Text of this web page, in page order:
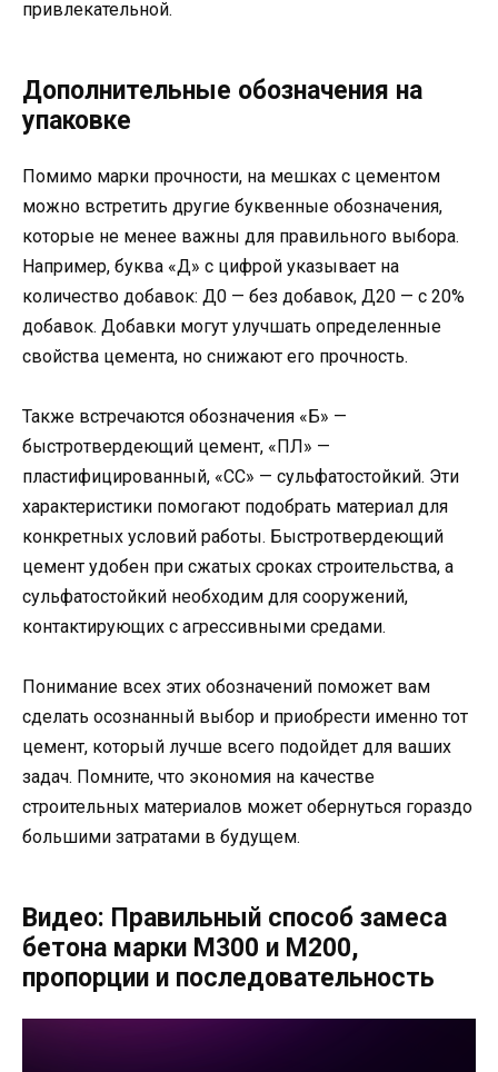
привлекательной.
Дополнительные обозначения на
упаковке
Помимо марки прочности, на мешках с цементом
можно встретить другие буквенные обозначения,
которые не менее важны для правильного выбора.
Например, буква «Д» с цифрой указывает на
количество добавок: Д0 — без добавок, Д20 — с 20%
добавок. Добавки могут улучшать определенные
свойства цемента, но снижают его прочность.
Также встречаются обозначения «Б» —
быстротвердеющий цемент, «ПЛ» —
пластифицированный, «СС» — сульфатостойкий. Эти
характеристики помогают подобрать материал для
конкретных условий работы. Быстротвердеющий
цемент удобен при сжатых сроках строительства, а
сульфатостойкий необходим для сооружений,
контактирующих с агрессивными средами.
Понимание всех этих обозначений поможет вам
сделать осознанный выбор и приобрести именно тот
цемент, который лучше всего подойдет для ваших
задач. Помните, что экономия на качестве
строительных материалов может обернуться гораздо
большими затратами в будущем.
Видео: Правильный способ замеса
бетона марки М300 и М200,
пропорции и последовательность